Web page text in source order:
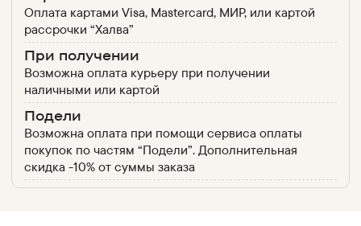
Оплата картами Visa, Mastercard, МИР, или картой
рассрочки “Халва”
При получении
Возможна оплата курьеру при получении
наличными или картой
Подели
Возможна оплата при помощи сервиса оплаты
покупок по частям “Подели”. Дополнительная
скидка -10% от суммы заказа